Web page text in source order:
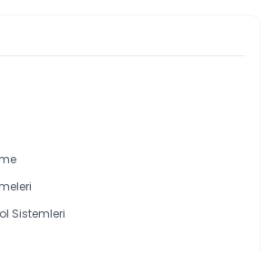
Sistemleri